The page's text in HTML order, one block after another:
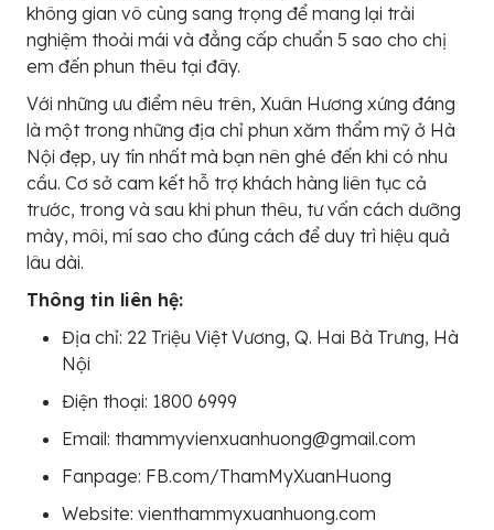
không gian vô cùng sang trọng để mang lại trải
nghiệm thoải mái và đẳng cấp chuẩn 5 sao cho chị
em đến phun thêu tại đây.
Với những ưu điểm nêu trên, Xuân Hương xứng đáng
là một trong những địa chỉ phun xăm thẩm mỹ ở Hà
Nội đẹp, uy tín nhất mà bạn nên ghé đến khi có nhu
cầu. Cơ sở cam kết hỗ trợ khách hàng liên tục cả
trước, trong và sau khi phun thêu, tư vấn cách dưỡng
mày, môi, mí sao cho đúng cách để duy trì hiệu quả
lâu dài.
Thông tin liên hệ:
Địa chỉ: 22 Triệu Việt Vương, Q. Hai Bà Trưng, Hà
Nội
Điện thoại: 1800 6999
Email: thammyvienxuanhuong@gmail.com
Fanpage: FB.com/ThamMyXuanHuong
Website: vienthammyxuanhuong.com